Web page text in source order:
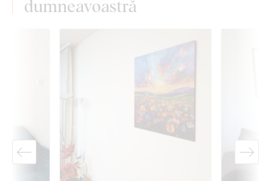
dumneavoastră